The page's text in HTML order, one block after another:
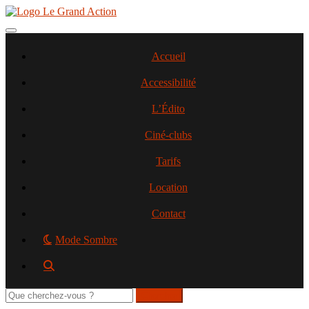
Aller
contenu
Toggle navigation
Accueil
Accessibilité
L’Édito
Ciné-clubs
Tarifs
Location
Contact
Mode Sombre
Rechercher
sur